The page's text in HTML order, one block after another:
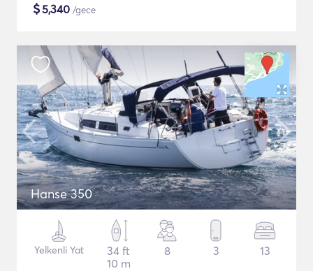
$5,340 /gece
Hanse 350
Yelkenli Yat
34 ft
10 m
8 3 13